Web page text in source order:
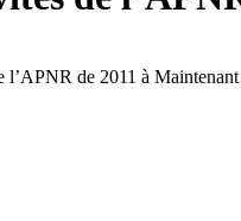
l’APNR de 2011 à Maintenant